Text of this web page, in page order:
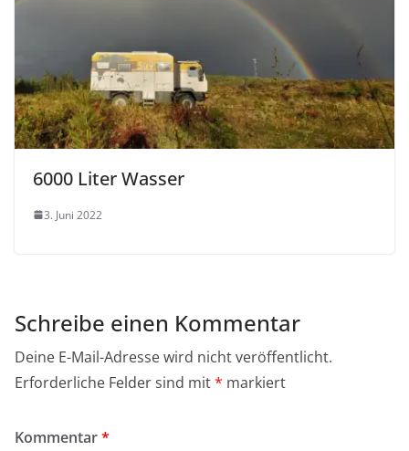
6000 Liter Wasser
3. Juni 2022
Schreibe einen Kommentar
Deine E-Mail-Adresse wird nicht veröffentlicht.
Erforderliche Felder sind mit* markiert
Kommentar*